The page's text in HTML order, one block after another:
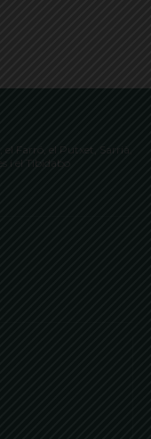
Farró, el Putxet, Sarrià,
i el Tibidabo